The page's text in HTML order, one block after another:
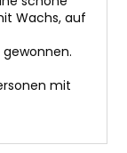
Wachs, auf
mit